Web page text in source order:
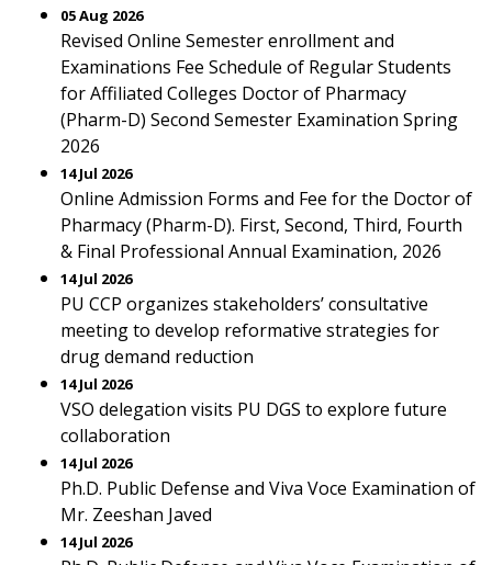
05 Aug 2026
Revised Online Semester enrollment and
Examinations Fee Schedule of Regular Students
for Affiliated Colleges Doctor of Pharmacy
(Pharm-D) Second Semester Examination Spring
2026
14 Jul 2026
Online Admission Forms and Fee for the Doctor of
Pharmacy (Pharm-D). First, Second, Third, Fourth
& Final Professional Annual Examination, 2026
14 Jul 2026
PU CCP organizes stakeholders’ consultative
meeting to develop reformative strategies for
drug demand reduction
14 Jul 2026
VSO delegation visits PU DGS to explore future
collaboration
14 Jul 2026
Ph.D. Public Defense and Viva Voce Examination of
Mr. Zeeshan Javed
14 Jul 2026